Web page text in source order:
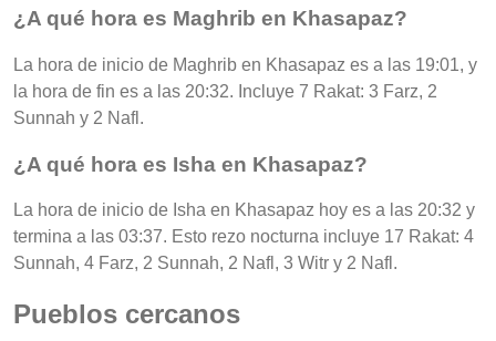
¿A qué hora es Maghrib en Khasapaz?
La hora de inicio de Maghrib en Khasapaz es a las 19:01, y
la hora de fin es a las 20:32. Incluye 7 Rakat: 3 Farz, 2
Sunnah y 2 Nafl.
¿A qué hora es Isha en Khasapaz?
La hora de inicio de Isha en Khasapaz hoy es a las 20:32 y
termina a las 03:37. Esto rezo nocturna incluye 17 Rakat: 4
Sunnah, 4 Farz, 2 Sunnah, 2 Nafl, 3 Witr y 2 Nafl.
Pueblos cercanos